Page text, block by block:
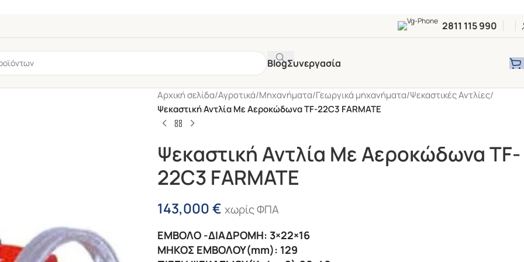
-45%
2811 115 990
BlogΣυνεργασία
Αρχική σελίδα/Αγροτικά/Μηχανήματα/Γεωργικά μηχανήματα/Ψεκαστικές Αντλίες/
Ψεκαστική Αντλία Με Αεροκώδωνα TF-22C3 FARMATE
Ψεκαστική Αντλία Με Αεροκώδωνα TF-
22C3 FARMATE
143,000€ χωρίς ΦΠΑ
ΕΜΒΟΛΟ -ΔΙΑΔΡΟΜΗ: 3×22×16
ΜΗΚΟΣ ΕΜΒΟΛΟΥ(mm): 129